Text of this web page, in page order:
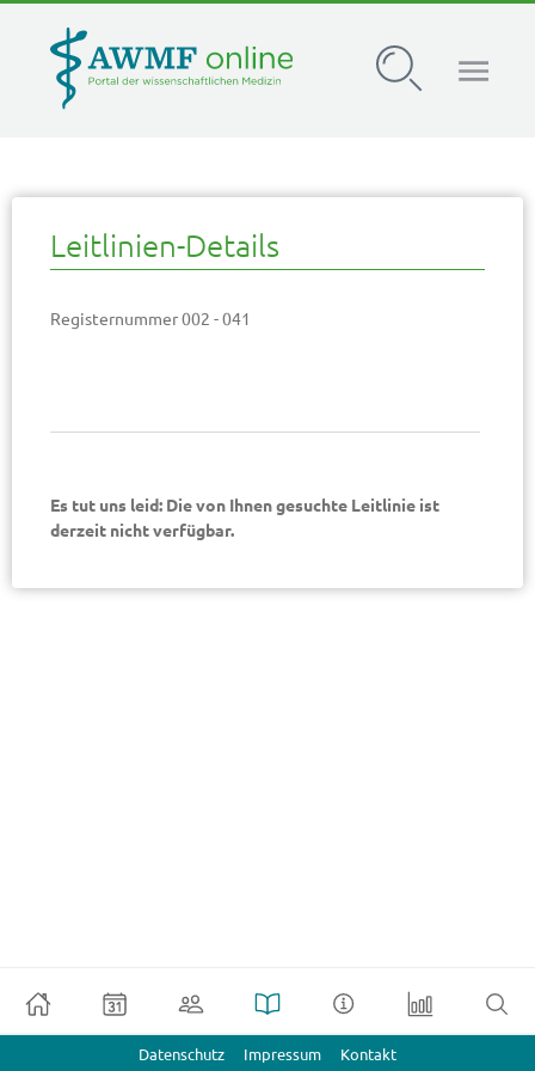
Leitlinien-Details
Registernummer 002 - 041
Es tut uns leid: Die von Ihnen gesuchte Leitlinie ist
derzeit nicht verfügbar.
Datenschutz Impressum Kontakt